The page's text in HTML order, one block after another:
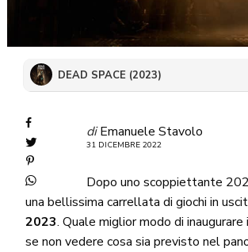
DEAD SPACE (2023)
di Emanuele Stavolo
31 DICEMBRE 2022
Dopo uno scoppiettante
una bellissima carrellata di giochi in
2023. Quale miglior modo di inaugurare
se non vedere cosa sia previsto nel